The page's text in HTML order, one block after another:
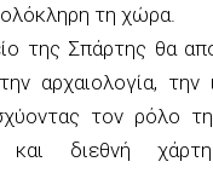
τη χώρα.
της Σπάρτης θα
αρχαιολογία, την
τον ρόλο
διεθνή χάρτη